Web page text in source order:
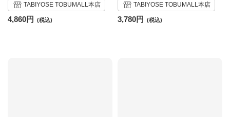
TABIYOSE TOBUMALL本店
4,860円
TABIYOSE TOBUMALL本店
3,780円